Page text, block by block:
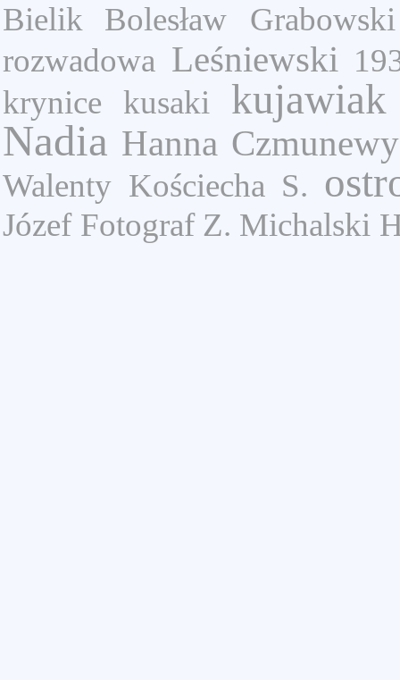
Bielik Bolesław
Grabowski
rozwadowa Leśniewski
krynice
kusaki kujawiak
Nadia Hanna
Walenty Kościecha S.
Józef Fotograf Z. Michalski